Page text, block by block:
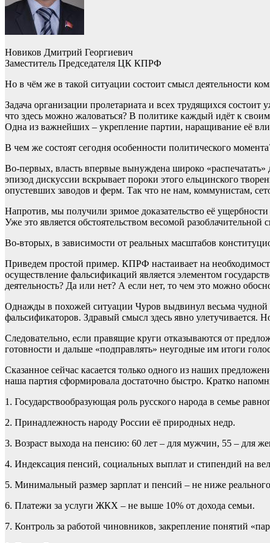
Новиков Дмитрий Георгиевич
Заместитель Председателя ЦК КПРФ
Но в чём же в такой ситуации состоит смысл деятельности
Задача организации пролетариата и всех трудящихся
что здесь можно жаловаться? В политике каждый идёт к
Одна из важнейших – укрепление партии, наращивание её
В чем же состоят сегодня особенности политического
Во-первых, власть впервые вынуждена широко
эпизод дискуссии вскрывает пороки этого ельцинского
опустевших заводов и ферм. Так что не нам, коммунистам,
Напротив, мы получили зримое доказательство её
Уже это является обстоятельством весомой разоблачительной
Во-вторых, в зависимости от реальных масштабов
Приведем простой пример. КПРФ настаивает на
осуществление фальсификаций является элементом
деятельность? Да или нет? А если нет, то чем это можно
Однажды в похожей ситуации Чуров выдвинул весьма чудной
фальсификаторов. Здравый смысл здесь явно улетучивается.
Следовательно, если правящие круги отказываются от
готовности и дальше «подправлять» неугодные им итоги
Сказанное сейчас касается только одного из наших
наша партия сформировала достаточно быстро. Кратко
1. Государствообразующая роль русского народа в семье
2. Принадлежность народу России её природных недр.
3. Возраст выхода на пенсию: 60 лет – для мужчин, 55 – для
4. Индексация пенсий, социальных выплат и стипендий на
5. Минимальный размер зарплат и пенсий – не ниже
6. Платежи за услуги ЖКХ – не выше 10% от дохода семьи.
7. Контроль за работой чиновников, закрепление понятий